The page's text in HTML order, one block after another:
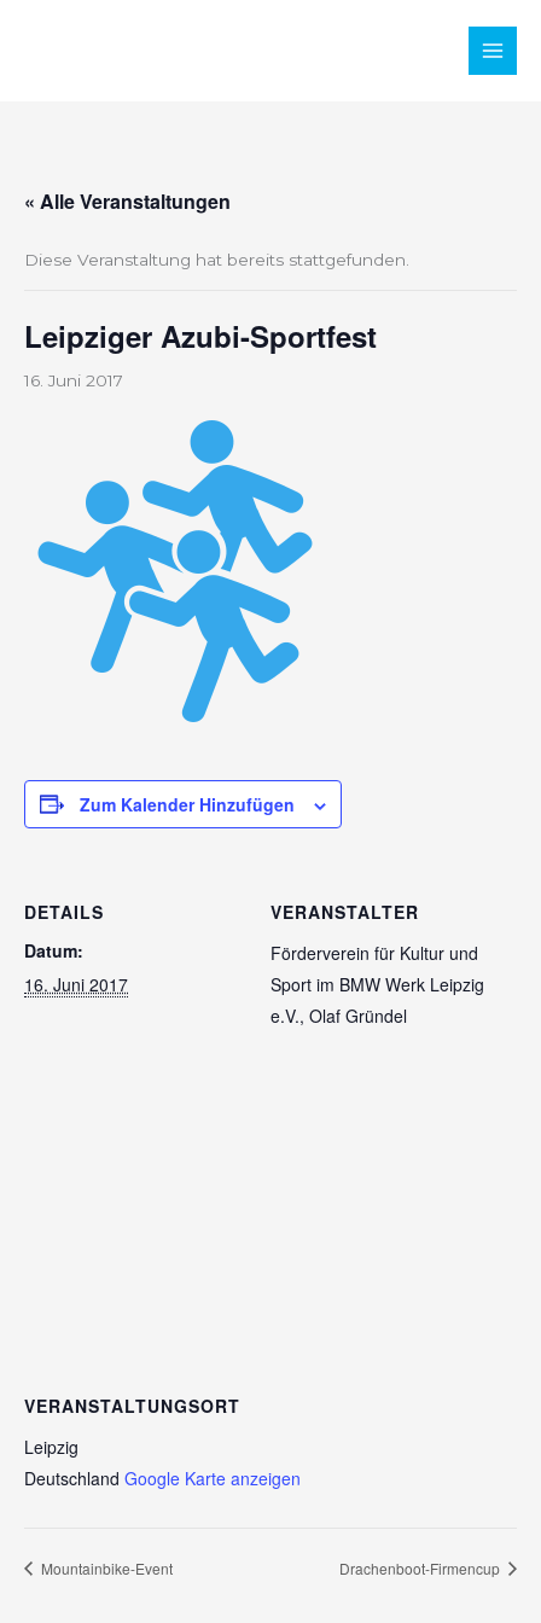
Main
« Alle Veranstaltungen
Diese Veranstaltung hat bereits stattgefunden.
Leipziger Azubi-Sportfest
16. Juni 2017
Zum Kalender Hinzufügen
DETAILS
Datum:
16. Juni 2017
VERANSTALTER
Förderverein für Kultur und
Sport im BMW Werk Leipzig
e.V., Olaf Gründel
VERANSTALTUNGSORT
Leipzig
Deutschland Google Karte anzeigen
Mountainbike-Event Drachenboot-Firmencup